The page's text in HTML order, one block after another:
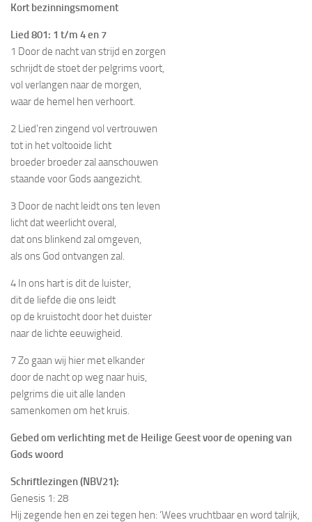
Kort bezinningsmoment
Lied 801: 1 t/m 4 en 7
1 Door de nacht van strijd en zorgen
schrijdt de stoet der pelgrims voort,
vol verlangen naar de morgen,
waar de hemel hen verhoort.
2 Lied’ren zingend vol vertrouwen
tot in het voltooide licht
broeder broeder zal aanschouwen
staande voor Gods aangezicht.
3 Door de nacht leidt ons ten leven
licht dat weerlicht overal,
dat ons blinkend zal omgeven,
als ons God ontvangen zal.
4 In ons hart is dit de luister,
dit de liefde die ons leidt
op de kruistocht door het duister
naar de lichte eeuwigheid.
7 Zo gaan wij hier met elkander
door de nacht op weg naar huis,
pelgrims die uit alle landen
samenkomen om het kruis.
Gebed om verlichting met de Heilige Geest voor de opening van
Gods woord
Schriftlezingen (NBV21):
Genesis 1: 28
Hij zegende hen en zei tegen hen: ‘Wees vruchtbaar en word talrijk,